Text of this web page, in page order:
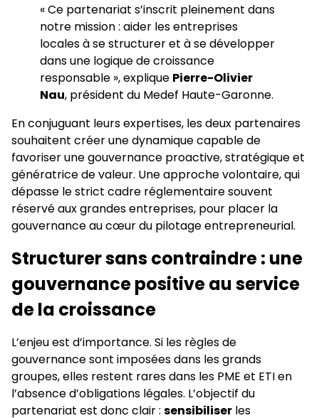
« Ce partenariat s’inscrit pleinement dans
notre mission : aider les entreprises
locales à se structurer et à se développer
dans une logique de croissance
responsable », explique Pierre-Olivier
Nau, président du Medef Haute-Garonne.
En conjuguant leurs expertises, les deux partenaires
souhaitent créer une dynamique capable de
favoriser une gouvernance proactive, stratégique et
génératrice de valeur. Une approche volontaire, qui
dépasse le strict cadre réglementaire souvent
réservé aux grandes entreprises, pour placer la
gouvernance au cœur du pilotage entrepreneurial.
Structurer sans contraindre : une
gouvernance positive au service
de la croissance
L’enjeu est d’importance. Si les règles de
gouvernance sont imposées dans les grands
groupes, elles restent rares dans les PME et ETI en
l’absence d’obligations légales. L’objectif du
partenariat est donc clair : sensibiliser les